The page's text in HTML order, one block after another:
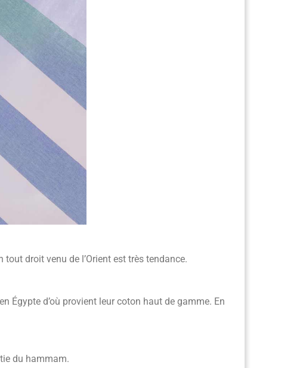
droit venu de l’Orient est très tendance.
Égypte d’où provient leur coton haut de gamme. En
du hammam.